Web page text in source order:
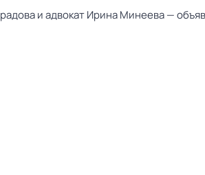
и адвокат Ирина Минеева —